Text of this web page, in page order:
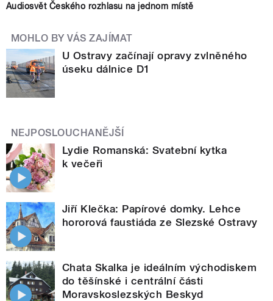
Audiosvět Českého rozhlasu na jednom místě
MOHLO BY VÁS ZAJÍMAT
U Ostravy začínají opravy zvlněného
úseku dálnice D1
NEJPOSLOUCHANĚJŠÍ
Lydie Romanská: Svatební kytka
k večeři
Jiří Klečka: Papírové domky. Lehce
hororová faustiáda ze Slezské Ostravy
Chata Skalka je ideálním východiskem
do těšínské i centrální části
Moravskoslezských Beskyd